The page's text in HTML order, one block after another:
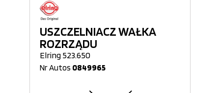
USZCZELNIACZ WAŁKA
ROZRZĄDU
Elring 523.650
Nr Autos 0849965